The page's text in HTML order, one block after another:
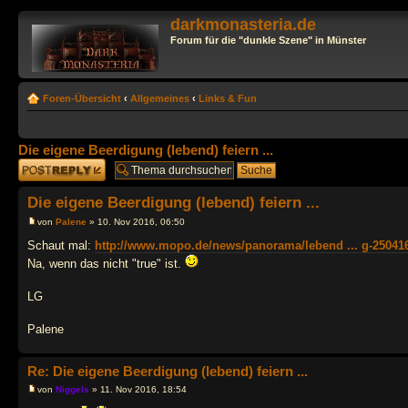
darkmonasteria.de
Forum für die "dunkle Szene" in Münster
Foren-Übersicht ‹ Allgemeines ‹ Links & Fun
Die eigene Beerdigung (lebend) feiern ...
Antwort erstellen
Die eigene Beerdigung (lebend) feiern ...
von Palene » 10. Nov 2016, 06:50
Schaut mal: http://www.mopo.de/news/panorama/lebend ... g-
Na, wenn das nicht "true" ist.
LG
Palene
Re: Die eigene Beerdigung (lebend) feiern ...
von Niggels » 11. Nov 2016, 18:54